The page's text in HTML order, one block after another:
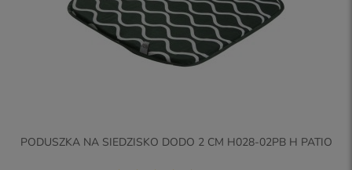
PODUSZKA NA SIEDZISKO DODO 2 CM H028-02PB H PATIO